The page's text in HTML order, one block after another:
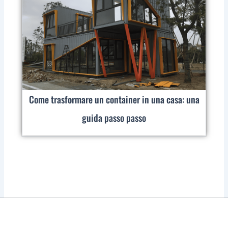
Come trasformare un container in una casa: una
guida passo passo